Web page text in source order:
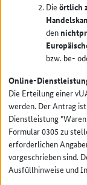
Die örtlich
den
bzw. be-
Online-
Die Erteilung einer
werden. Der Antrag
Dienstleistung
Formular 0305 zu
erforderlichen
vorgeschrieben sind.
Ausfüllhinweise und